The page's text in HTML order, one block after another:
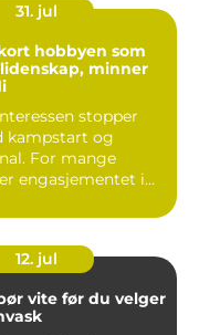
31. jul
som
minner
stopper
kampstart og
For mange
engasjementet i
12. jul
vite før du velger